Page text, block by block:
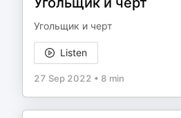
Угольщик и черт
Listen
27 Sep 2022 • 8 min